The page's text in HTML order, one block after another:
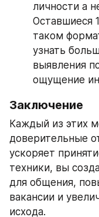
личности а
Оставшиеся
таком
узнать
выявления
ощущение
Заключение
Каждый из этих
доверительные
ускоряет
техники, вы
для общения,
вакансии и
исхода.